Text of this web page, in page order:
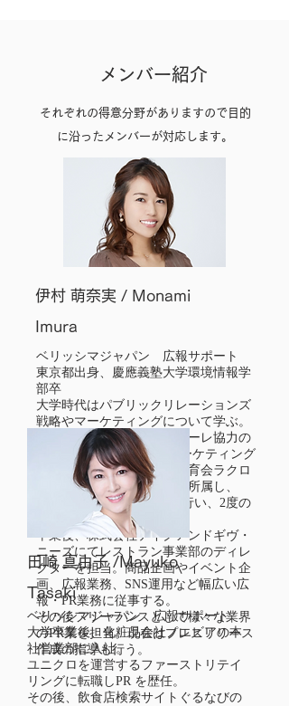
メンバー紹介
それぞれの得意分野がありますので目的
に沿ったメンバーが対応します。
伊村 萌奈実 / Monami
Imura
ベリッシマジャパン 広報サポート
東京都出身、慶應義塾大学環境情報学
部卒
大学時代はパブリックリレーションズ
戦略やマーケティングについて学ぶ。
卒業論文では川崎フロンターレ協力の
もと、Jリーグにおけるマーケティング
について研究。その他、体育会ラクロ
ス部にマネージャーとして所属し、
100名以上の部員の統括を行い、2度の
日本一を経験。
卒業後、株式会社テイクアンドギヴ・
ニーズにてレストラン事業部のディレ
クターを担当。商品企画やイベント企
画、広報業務、SNS運用など幅広い広
報・PR業務に従事する。
その後フリーランスとして様々な業界
のPR業を担当。現在はプレスリリース
作成の指導も行う。
田崎 真由子 /Mayuko
Tasaki
ベリッシマジャパン 広報サポート
大学卒業後、化粧品会社ノエビアの本
社営業部に入社。
ユニクロを運営するファーストリテイ
リングに転職しPR を歴任。
その後、飲食店検索サイトぐるなびの